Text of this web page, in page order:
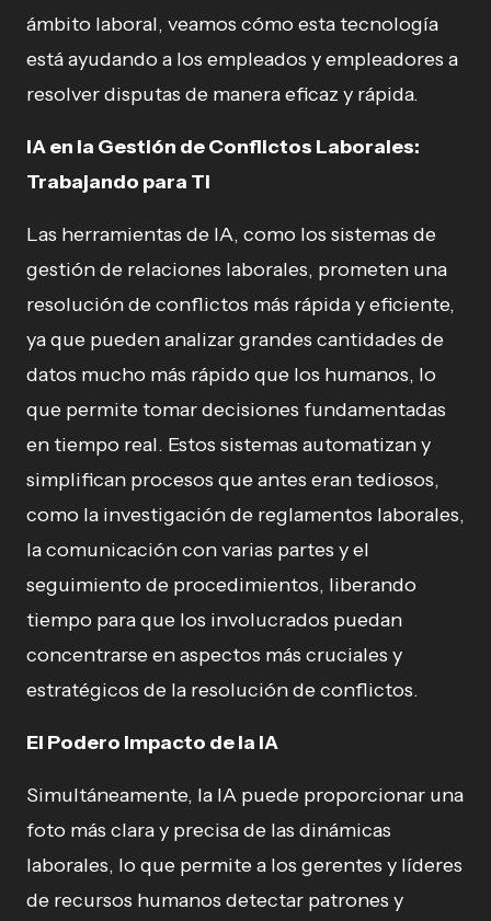
ámbito laboral, veamos cómo esta tecnología
está ayudando a los empleados y empleadores a
resolver disputas de manera eficaz y rápida.
IA en la Gestión de Conflictos Laborales:
Trabajando para Ti
Las herramientas de IA, como los sistemas de
gestión de relaciones laborales, prometen una
resolución de conflictos más rápida y eficiente,
ya que pueden analizar grandes cantidades de
datos mucho más rápido que los humanos, lo
que permite tomar decisiones fundamentadas
en tiempo real. Estos sistemas automatizan y
simplifican procesos que antes eran tediosos,
como la investigación de reglamentos laborales,
la comunicación con varias partes y el
seguimiento de procedimientos, liberando
tiempo para que los involucrados puedan
concentrarse en aspectos más cruciales y
estratégicos de la resolución de conflictos.
El Podero Impacto de la IA
Simultáneamente, la IA puede proporcionar una
foto más clara y precisa de las dinámicas
laborales, lo que permite a los gerentes y líderes
de recursos humanos detectar patrones y